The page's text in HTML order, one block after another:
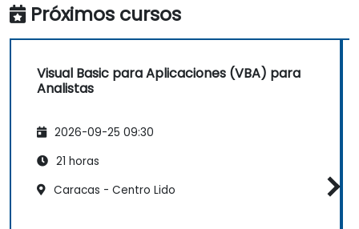
Próximos cursos
Visual Basic para Aplicaciones (VBA) para
Analistas
2026-09-25 09:30
21 horas
Caracas - Centro Lido